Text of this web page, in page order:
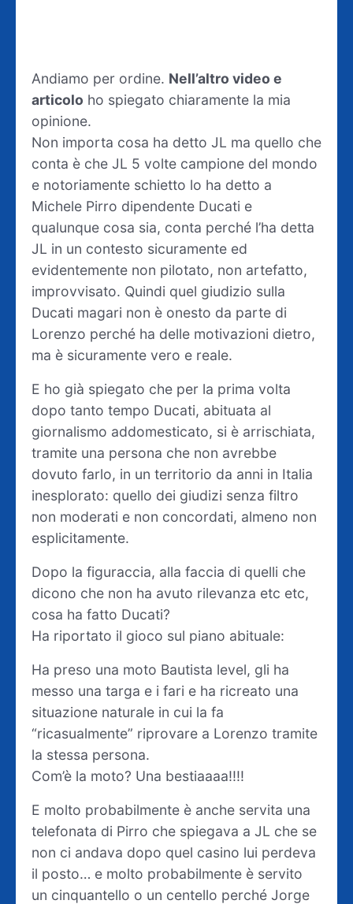
Andiamo per ordine. Nell’altro video e
articolo ho spiegato chiaramente la mia
opinione.
Non importa cosa ha detto JL ma quello che
conta è che JL 5 volte campione del mondo
e notoriamente schietto lo ha detto a
Michele Pirro dipendente Ducati e
qualunque cosa sia, conta perché l’ha detta
JL in un contesto sicuramente ed
evidentemente non pilotato, non artefatto,
improvvisato. Quindi quel giudizio sulla
Ducati magari non è onesto da parte di
Lorenzo perché ha delle motivazioni dietro,
ma è sicuramente vero e reale.
E ho già spiegato che per la prima volta
dopo tanto tempo Ducati, abituata al
giornalismo addomesticato, si è arrischiata,
tramite una persona che non avrebbe
dovuto farlo, in un territorio da anni in Italia
inesplorato: quello dei giudizi senza filtro
non moderati e non concordati, almeno non
esplicitamente.
Dopo la figuraccia, alla faccia di quelli che
dicono che non ha avuto rilevanza etc etc,
cosa ha fatto Ducati?
Ha riportato il gioco sul piano abituale:
Ha preso una moto Bautista level, gli ha
messo una targa e i fari e ha ricreato una
situazione naturale in cui la fa
“ricasualmente” riprovare a Lorenzo tramite
la stessa persona.
Com’è la moto? Una bestiaaaa!!!!
E molto probabilmente è anche servita una
telefonata di Pirro che spiegava a JL che se
non ci andava dopo quel casino lui perdeva
il posto… e molto probabilmente è servito
un cinquantello o un centello perché Jorge